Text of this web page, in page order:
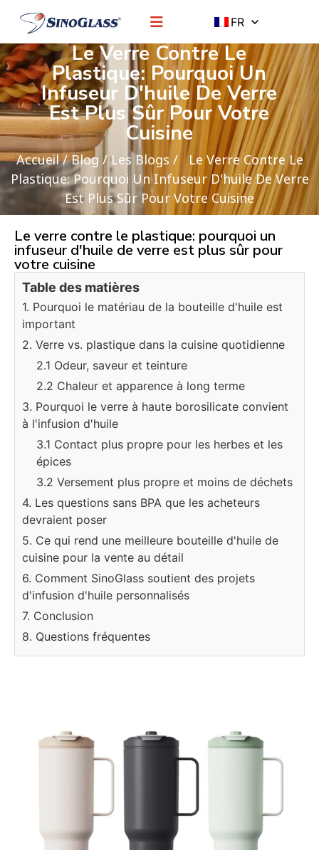
FR
Le Verre Contre Le
Plastique: Pourquoi Un
Infuseur D'huile De Verre
Est Plus Sûr Pour Votre
Cuisine
Accueil/Blog /Les Blogs / Le Verre Contre Le
Plastique: Pourquoi Un Infuseur D'huile De Verre
Est Plus Sûr Pour Votre Cuisine
Le verre contre le plastique: pourquoi un
infuseur d'huile de verre est plus sûr pour
votre cuisine
Table des matières
1. Pourquoi le matériau de la bouteille d'huile est
important
2. Verre vs. plastique dans la cuisine quotidienne
2.1 Odeur, saveur et teinture
2.2 Chaleur et apparence à long terme
3. Pourquoi le verre à haute borosilicate convient
à l'infusion d'huile
3.1 Contact plus propre pour les herbes et les
épices
3.2 Versement plus propre et moins de déchets
4. Les questions sans BPA que les acheteurs
devraient poser
5. Ce qui rend une meilleure bouteille d'huile de
cuisine pour la vente au détail
6. Comment SinoGlass soutient des projets
d'infusion d'huile personnalisés
7. Conclusion
8. Questions fréquentes